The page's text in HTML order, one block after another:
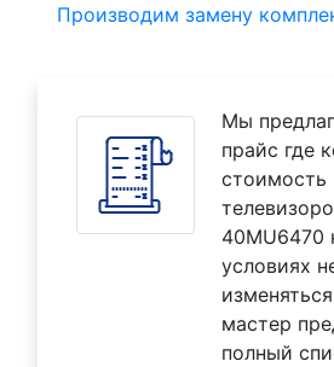
Производим замену
Мы
прайс где
стоимость
40MU6470
условиях
мастер
полный